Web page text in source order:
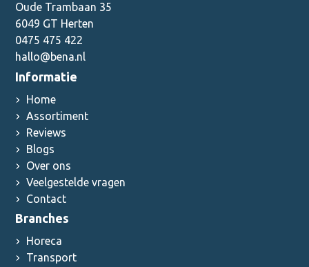
Oude Trambaan 35
6049 GT Herten
0475 475 422
hallo@bena.nl
Informatie
Home
Assortiment
Reviews
Blogs
Over ons
Veelgestelde vragen
Contact
Branches
Horeca
Transport